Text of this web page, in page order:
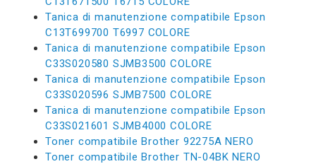
Tanica di manutenzione compatibile Epson
C13T699700 T6997 COLORE
Tanica di manutenzione compatibile Epson
C33S020580 SJMB3500 COLORE
Tanica di manutenzione compatibile Epson
C33S020596 SJMB7500 COLORE
Tanica di manutenzione compatibile Epson
C33S021601 SJMB4000 COLORE
Toner compatibile Brother 92275A NERO
Toner compatibile Brother TN-04BK NERO